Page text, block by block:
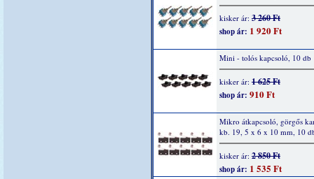
kisker ár: 3 260 Ft
shop ár: 1 920 Ft
Mini - tolós kapcsoló, 10 db
kisker ár: 1 625 Ft
shop ár: 910 Ft
Mikro átkapcsoló, görgős
kb. 19, 5 x 6 x 10 mm, 10
kisker ár: 2 850 Ft
shop ár: 1 535 Ft